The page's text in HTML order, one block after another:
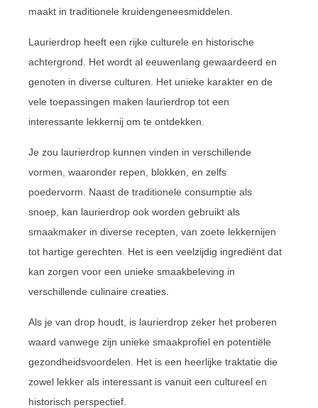
maakt in traditionele kruidengeneesmiddelen.
Laurierdrop heeft een rijke culturele en historische
achtergrond. Het wordt al eeuwenlang gewaardeerd en
genoten in diverse culturen. Het unieke karakter en de
vele toepassingen maken laurierdrop tot een
interessante lekkernij om te ontdekken.
Je zou laurierdrop kunnen vinden in verschillende
vormen, waaronder repen, blokken, en zelfs
poedervorm. Naast de traditionele consumptie als
snoep, kan laurierdrop ook worden gebruikt als
smaakmaker in diverse recepten, van zoete lekkernijen
tot hartige gerechten. Het is een veelzijdig ingrediënt dat
kan zorgen voor een unieke smaakbeleving in
verschillende culinaire creaties.
Als je van drop houdt, is laurierdrop zeker het proberen
waard vanwege zijn unieke smaakprofiel en potentiële
gezondheidsvoordelen. Het is een heerlijke traktatie die
zowel lekker als interessant is vanuit een cultureel en
historisch perspectief.